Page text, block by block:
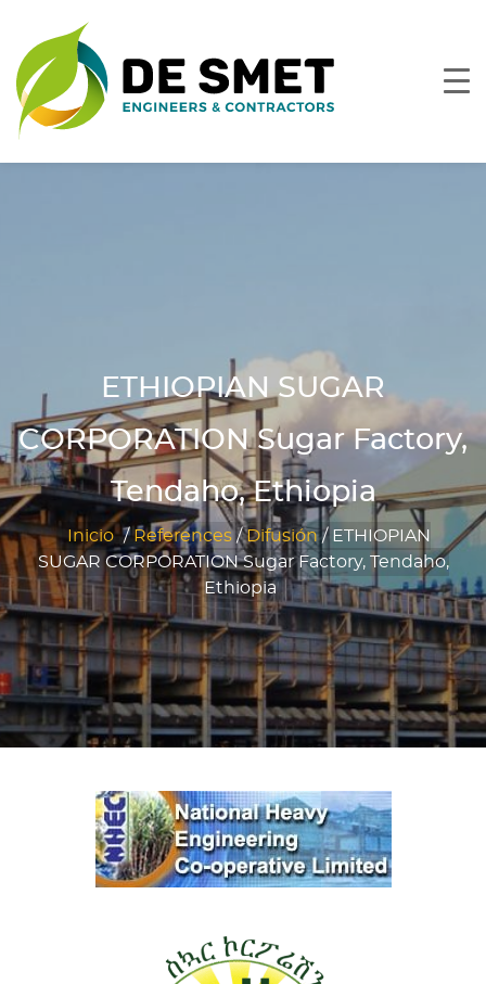
ETHIOPIAN SUGAR
CORPORATION Sugar Factory,
Tendaho, Ethiopia
Inicio /References/Difusión/ ETHIOPIAN
SUGAR CORPORATION Sugar Factory, Tendaho,
Ethiopia